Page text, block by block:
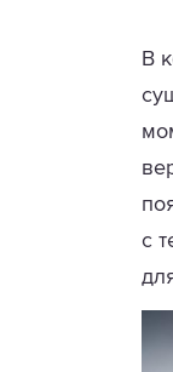
В
с